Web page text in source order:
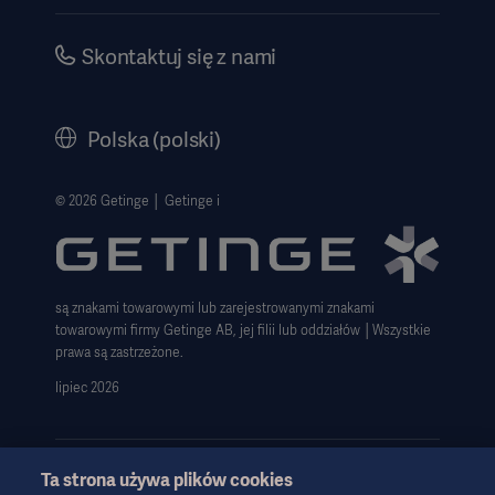
Dyrektywa o ochronie sygnalistów
Kariera
Polityka prywatności strony internetowej
Zastrzeżenie dotyczące korzystania z witryny
Informacja o plikach cookie
Deklaracja zgodności z GDPR
Strategia podatkowa 2023
Skontaktuj się z nami
Polska (polski)
© 2026 Getinge │ Getinge i
są znakami towarowymi lub zarejestrowanymi znakami
towarowymi firmy Getinge AB, jej filii lub oddziałów │Wszystkie
prawa są zastrzeżone.
lipiec 2026
Ta strona używa plików cookies